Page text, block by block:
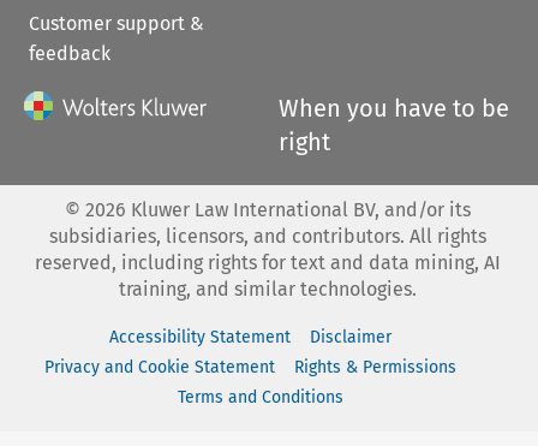
Customer support &
feedback
When you have to be
right
© 2026 Kluwer Law International BV, and/or its
subsidiaries, licensors, and contributors. All rights
reserved, including rights for text and data mining, AI
training, and similar technologies.
Accessibility Statement
Disclaimer
Privacy and Cookie Statement
Rights & Permissions
Terms and Conditions